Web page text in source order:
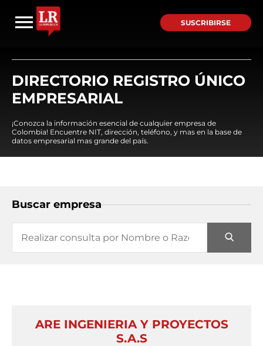
SUSCRIBIRSE
DIRECTORIO REGISTRO ÚNICO
EMPRESARIAL
¡Conozca la información esencial de cualquier empresa de
Colombia! Encuentre NIT, dirección, teléfono, y mas en la base de
datos empresarial mas grande del país.
Buscar empresa
ARE INGENIERIA Y PROYECTOS
S.A.S